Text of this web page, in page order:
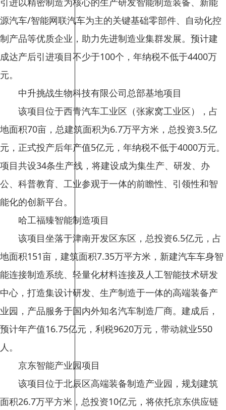
源汽车/智能网联汽车为主的关键基础零部件、自动化控
制产品等优质企业，助力先进制造业集群发展。预计建
成达产后引进项目不少于100个，年纳税不低于4400万
元。
中升挑战生物科技有限公司总部基地项目
该项目位于西青汽车工业区（张家窝工业区），占
地面积70亩，总建筑面积为6.7万平方米，总投资3.5亿
元，正式投产后年产值5亿元，年纳税不低于4000万元。
项目共设34条生产线，将建设成为集生产、研发、办
公、科普教育、工业参观于一体的前瞻性、引领性和智
能化的创新平台。
哈工福臻智能制造项目
该项目坐落于津南开发区东区，总投资6.5亿元，占
地面积151亩，建筑面积7.35万平方米，新建汽车车身智
能连接制造系统、轻量化材料连接及人工智能技术研发
中心，打造集设计研发、生产制造于一体的高端装备产
业园，产品服务于国内外知名汽车制造厂商。建成后，
预计年产值16.75亿元，利税9620万元，带动就业550
人。
京东智能产业园项目
该项目位于北辰区高端装备制造产业园，规划建筑
面积26.7万平方米，总投资10亿元，将依托京东供应链